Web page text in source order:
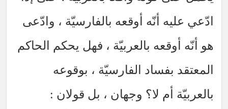
ادّعي عليه أنّه أوقعه بالفارسيّة ، وادّعى
هو أنّه أوقعه بالعربيّة ، فهل يحكم الحاكم
المعتقد بفساد الفارسيّة ، بوقوعه
بالعربيّة أم لا؟ وجهان ، بل قولان :